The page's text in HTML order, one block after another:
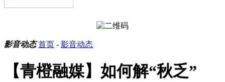
影音动态 首页 - 影音动态
【青橙融媒】如何解“秋乏”